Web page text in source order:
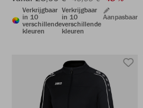
Verkrijgbaar
in 10
verschillende
kleuren
Verkrijgbaar
in 10
verschillende
kleuren
Aanpasbaar